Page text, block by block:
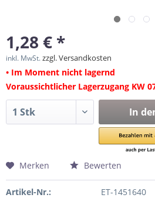
1,28 € *
inkl. MwSt.zzgl. Versandkosten
• Im Moment nicht lagernd
Voraussichtlicher Lagerzugang KW
In
Merken Bewerten
Artikel-Nr.: ET-1451640